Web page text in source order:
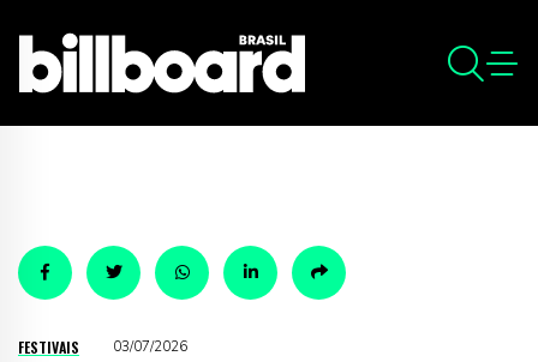
FESTIVAIS 03/07/2026